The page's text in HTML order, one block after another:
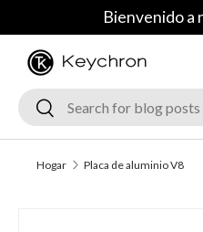
Saltar al contenido
Bienvenido a
BuscarBuscar
Hogar Placa de aluminio V8